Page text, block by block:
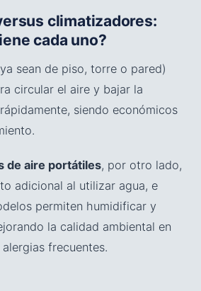
climatizadores:
cada uno?
sean de piso, torre o pared)
circular el aire y bajar la
siendo económicos
de aire portátiles, por otro lado,
adicional al utilizar agua, e
permiten humidificar y
la calidad ambiental en
frecuentes.